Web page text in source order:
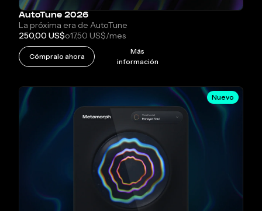
AutoTune 2026
La próxima era de AutoTune
250,00 US$o17,50 US$/mes
Cómpralo ahora
Más
información
Nuevo